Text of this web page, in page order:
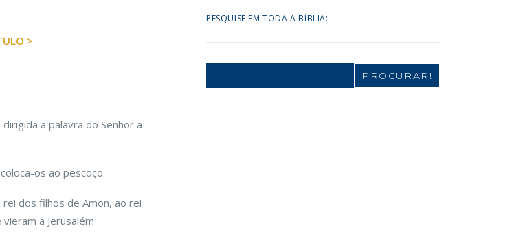
>
a palavra do Senhor a
os ao pescoço.
dos filhos de Amon, ao rei
a Jerusalém
PESQUISE EM TODA A BÍBLIA:
Search